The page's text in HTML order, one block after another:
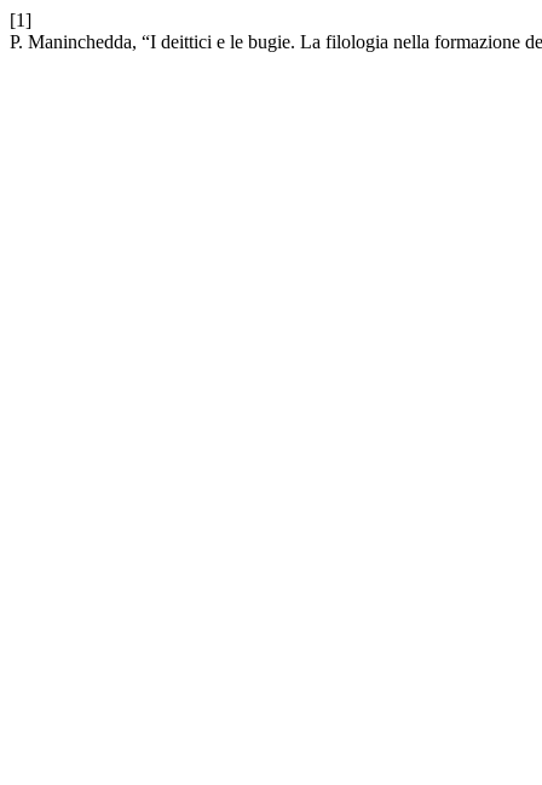
[1]
P. Maninchedda, “I deittici e le bugie. La filologia nella formazione